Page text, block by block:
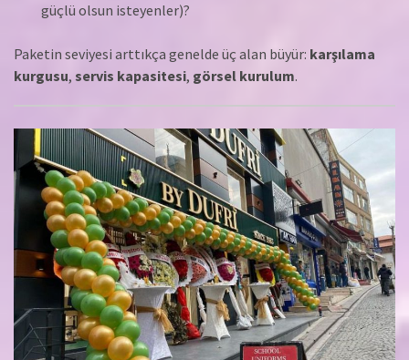
güçlü olsun isteyenler)?
Paketin seviyesi arttıkça genelde üç alan büyür: karşılama
kurgusu, servis kapasitesi, görsel kurulum.